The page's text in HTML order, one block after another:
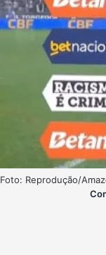
Foto: Reprodução/